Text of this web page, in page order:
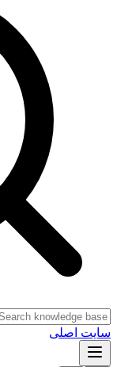
سایت اصلی